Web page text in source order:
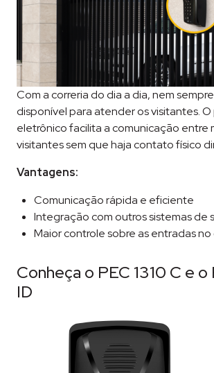
Com a correria do dia a dia, nem
disponível para atender os visitantes.
eletrônico facilita a comunicação entre
visitantes sem que haja contato físico
Vantagens:
Comunicação rápida e eficiente
Integração com outros sistemas de
Maior controle sobre as entradas
Conheça o PEC 1310 C e
ID